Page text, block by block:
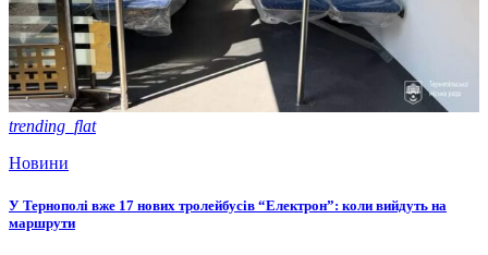
trending_flat
Новини
У Тернополі вже 17 нових тролейбусів “Електрон”: коли вийдуть на
маршрути